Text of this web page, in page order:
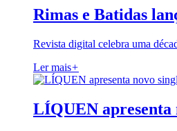
Rimas e Batidas
Revista digital celebra uma
Ler mais+
LÍQUEN apresenta